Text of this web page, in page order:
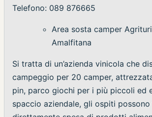
Telefono: 089 876665
Area sosta camper
Amalfitana
Si tratta di un’azienda vinicola che
campeggio per 20 camper,
pin, parco giochi per i più piccoli ed
spaccio aziendale, gli ospiti